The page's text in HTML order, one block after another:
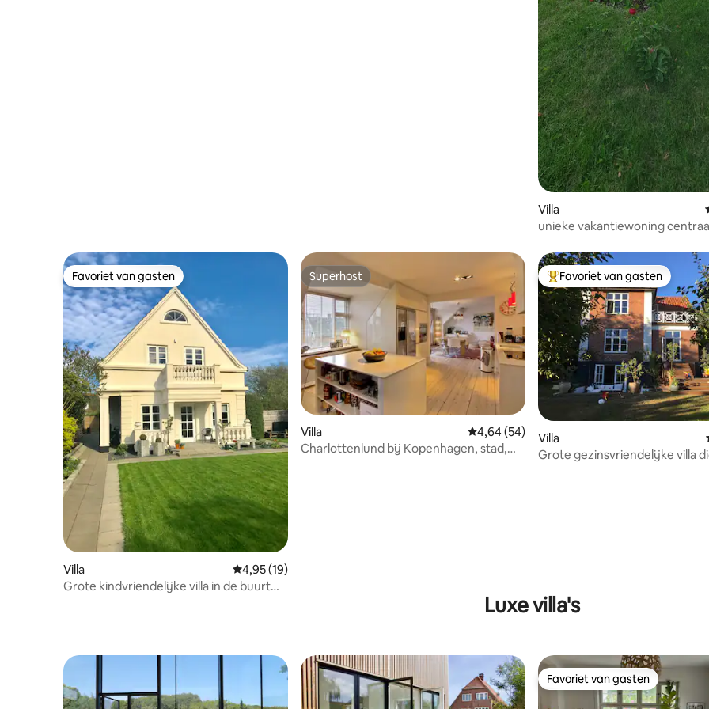
Villa
unieke vakantiewoning
Favoriet van gasten
Favoriet van gasten
Villa Gemiddelde beoordeling van 4,95 uit 5, 19 recensies
4,95 (19)
Grote kindvriendelijke villa in de buurt
Superhost
Superhost
Villa Gemiddelde beoordeling van 4,64 uit 5, 54
4,64 (54)
Charlottenlund bij Kopenhagen, stad,
Topfavoriet van gasten
Favoriet van gasten
Villa
Grote gezinsvriendelijke villa
Luxe villa's
Favoriet van gasten
Favoriet van gasten